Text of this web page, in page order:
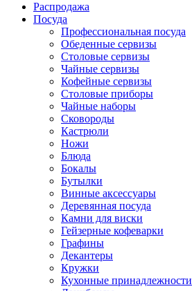
Распродажа
Посуда
Профессиональная посуда
Обеденные сервизы
Столовые сервизы
Чайные сервизы
Кофейные сервизы
Столовые приборы
Чайные наборы
Сковороды
Кастрюли
Ножи
Блюда
Бокалы
Бутылки
Винные аксессуары
Деревянная посуда
Камни для виски
Гейзерные кофеварки
Графины
Декантеры
Кружки
Кухонные принадлежности